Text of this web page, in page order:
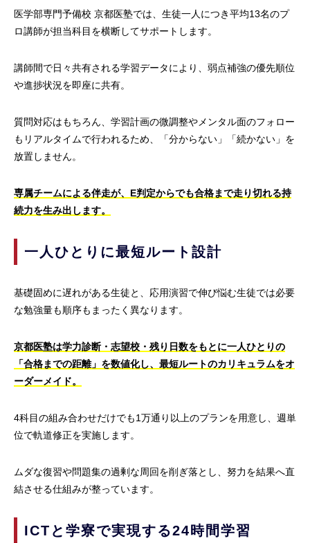
医学部専門予備校 京都医塾では、生徒一人につき平均13名のプ
ロ講師が担当科目を横断してサポートします。
講師間で日々共有される学習データにより、弱点補強の優先順位
や進捗状況を即座に共有。
質問対応はもちろん、学習計画の微調整やメンタル面のフォロー
もリアルタイムで行われるため、「分からない」「続かない」を
放置しません。
専属チームによる伴走が、E判定からでも合格まで走り切れる持
続力を生み出します。
一人ひとりに最短ルート設計
基礎固めに遅れがある生徒と、応用演習で伸び悩む生徒では必要
な勉強量も順序もまったく異なります。
京都医塾は学力診断・志望校・残り日数をもとに一人ひとりの
「合格までの距離」を数値化し、最短ルートのカリキュラムをオ
ーダーメイド。
4科目の組み合わせだけでも1万通り以上のプランを用意し、週単
位で軌道修正を実施します。
ムダな復習や問題集の過剰な周回を削ぎ落とし、努力を結果へ直
結させる仕組みが整っています。
ICTと学寮で実現する24時間学習